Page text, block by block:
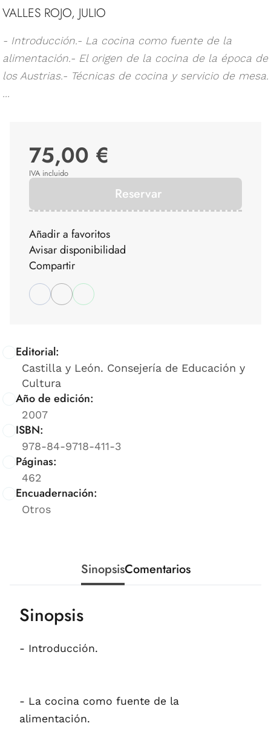
VALLES ROJO, JULIO
- Introducción.- La cocina como fuente de la
alimentación.- El origen de la cocina de la época de
los Austrias.- Técnicas de cocina y servicio de mesa.
...
Editorial:
Castilla y León. Consejería de Educación y
Cultura
Año de edición:
2007
ISBN:
978-84-9718-411-3
Páginas:
462
Encuadernación:
Otros
75,00 €
IVA incluido
Reservar
Añadir a favoritos
Avisar disponibilidad
Compartir
SinopsisComentarios
Sinopsis
- Introducción.
- La cocina como fuente de la
alimentación.